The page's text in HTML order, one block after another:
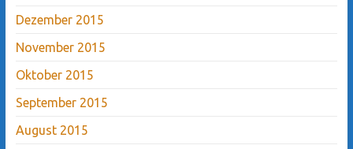
Dezember 2015
November 2015
Oktober 2015
September 2015
August 2015